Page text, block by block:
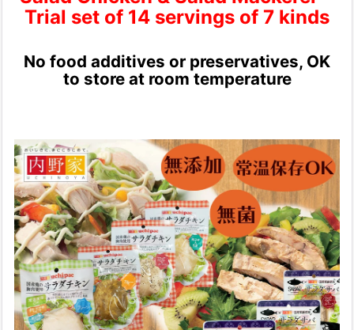
Trial set of 14 servings of 7 kinds
No food additives or preservatives, OK
to store at room temperature